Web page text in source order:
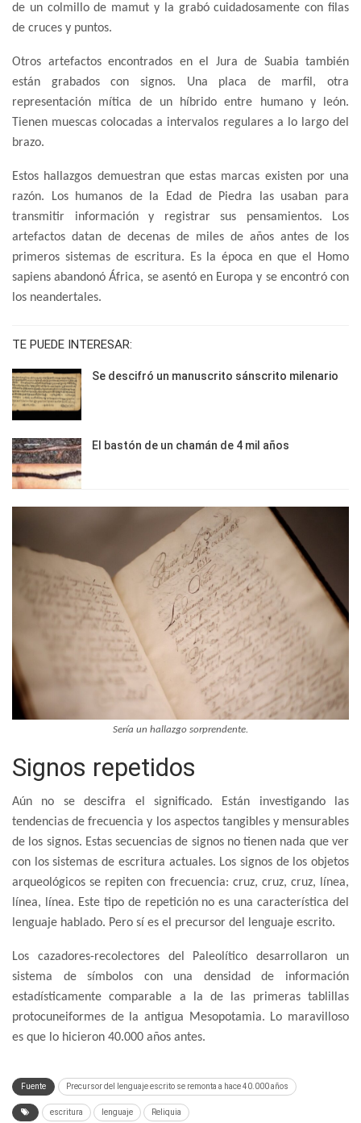
de un colmillo de mamut y la grabó cuidadosamente con filas
de cruces y puntos.
Otros artefactos encontrados en el Jura de Suabia también
están grabados con signos. Una placa de marfil, otra
representación mítica de un híbrido entre humano y león.
Tienen muescas colocadas a intervalos regulares a lo largo del
brazo.
Estos hallazgos demuestran que estas marcas existen por una
razón. Los humanos de la Edad de Piedra las usaban para
transmitir información y registrar sus pensamientos. Los
artefactos datan de decenas de miles de años antes de los
primeros sistemas de escritura. Es la época en que el Homo
sapiens abandonó África, se asentó en Europa y se encontró con
los neandertales.
TE PUEDE INTERESAR:
Se descifró un manuscrito sánscrito milenario
El bastón de un chamán de 4 mil años
Sería un hallazgo sorprendente.
Signos repetidos
Aún no se descifra el significado. Están investigando las
tendencias de frecuencia y los aspectos tangibles y mensurables
de los signos. Estas secuencias de signos no tienen nada que ver
con los sistemas de escritura actuales. Los signos de los objetos
arqueológicos se repiten con frecuencia: cruz, cruz, cruz, línea,
línea, línea. Este tipo de repetición no es una característica del
lenguaje hablado. Pero sí es el precursor del lenguaje escrito.
Los cazadores-recolectores del Paleolítico desarrollaron un
sistema de símbolos con una densidad de información
estadísticamente comparable a la de las primeras tablillas
protocuneiformes de la antigua Mesopotamia. Lo maravilloso
es que lo hicieron 40.000 años antes.
Fuente Precursor del lenguaje escrito se remonta a hace 40.000 años
escritura lenguaje Reliquia